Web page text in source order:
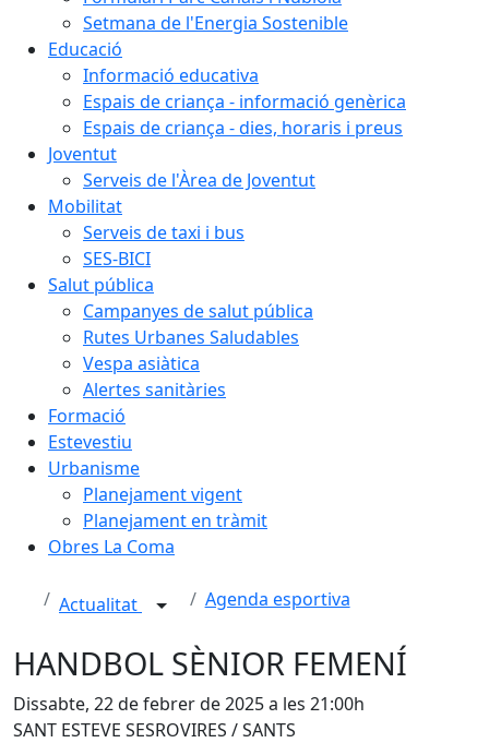
Setmana de l'Energia Sostenible
Educació
Informació educativa
Espais de criança - informació genèrica
Espais de criança - dies, horaris i preus
Joventut
Serveis de l'Àrea de Joventut
Mobilitat
Serveis de taxi i bus
SES-BICI
Salut pública
Campanyes de salut pública
Rutes Urbanes Saludables
Vespa asiàtica
Alertes sanitàries
Formació
Estevestiu
Urbanisme
Planejament vigent
Planejament en tràmit
Obres La Coma
Actualitat Agenda esportiva
HANDBOL SÈNIOR FEMENÍ
Dissabte, 22 de febrer de 2025 a les 21:00h
SANT ESTEVE SESROVIRES / SANTS